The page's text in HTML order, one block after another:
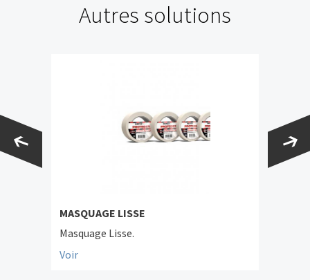
Autres solutions
MASQUAGE LISSE
Masquage Lisse.
Voir